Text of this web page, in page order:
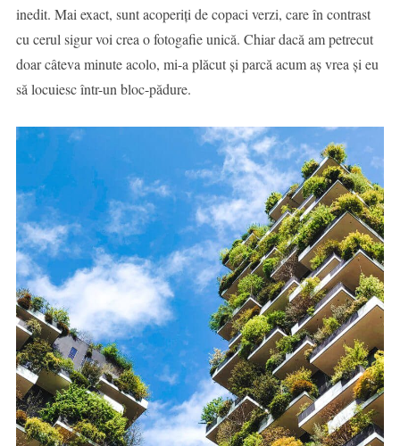
inedit. Mai exact, sunt acoperiți de copaci verzi, care în contrast
cu cerul sigur voi crea o fotogafie unică. Chiar dacă am petrecut
doar câteva minute acolo, mi-a plăcut și parcă acum aș vrea și eu
să locuiesc într-un bloc-pădure.